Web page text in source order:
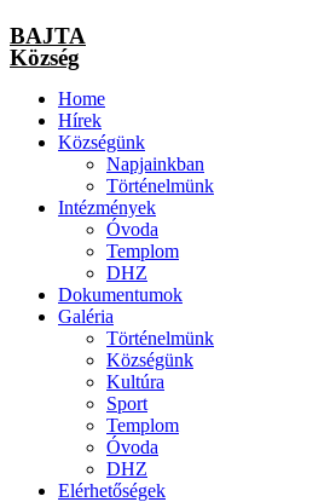
BAJTA
Község
Home
Hírek
Községünk
Napjainkban
Történelmünk
Intézmények
Óvoda
Templom
DHZ
Dokumentumok
Galéria
Történelmünk
Községünk
Kultúra
Sport
Templom
Óvoda
DHZ
Elérhetőségek